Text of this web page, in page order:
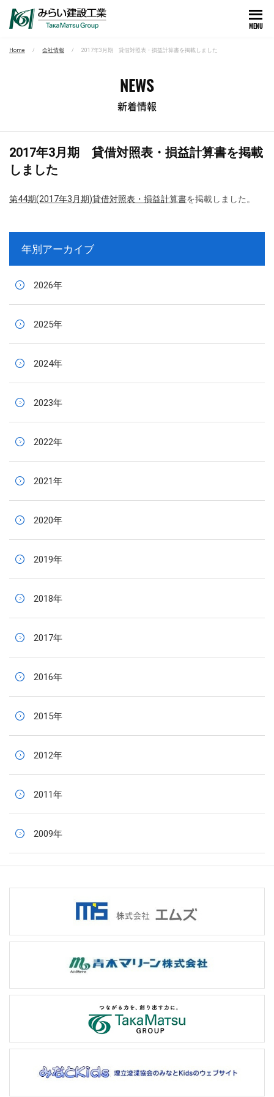
MENU
Home 会社情報 2017年3月期 貸借対照表・損益計算書を掲載しました
NEWS
新着情報
2017年3月期 貸借対照表・損益計算書を掲載
しました
第44期(2017年3月期)貸借対照表・損益計算書を掲載しました。
年別アーカイブ
2026年
2025年
2024年
2023年
2022年
2021年
2020年
2019年
2018年
2017年
2016年
2015年
2012年
2011年
2009年